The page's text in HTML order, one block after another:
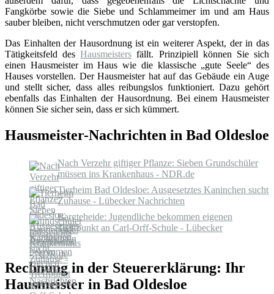
Fangkörbe sowie die Siebe und Schlammeimer im und am Haus
sauber bleiben, nicht verschmutzen oder gar verstopfen.
Das Einhalten der Hausordnung ist ein weiterer Aspekt, der in das
Tätigkeitsfeld desHausmeisters fällt. Prinzipiell können Sie sich
einen Hausmeister im Haus wie die klassische „gute Seele“ des
Hauses vorstellen. Der Hausmeister hat auf das Gebäude ein Auge
und stellt sicher, dass alles reibungslos funktioniert. Dazu gehört
ebenfalls das Einhalten der Hausordnung. Bei einem Hausmeister
können Sie sicher sein, dass er sich kümmert.
Hausmeister-Nachrichten in Bad Oldesloe
Nach Verzehr giftiger Pflanze: Sieben Grundschüler
müssen ins Krankenhaus - NDR.de
Tierheim Bad Oldesloe: Ausgesetztes Kaninchen sucht
Zuhause - Lübecker Nachrichten
Bargteheide: Jugendliche bekommen eigenen
Treffpunkt an Carl-Orff-Schule - Lübecker
Nachrichten
Rechnung in der Steuererklärung: Ihr
Hausmeister in Bad Oldesloe